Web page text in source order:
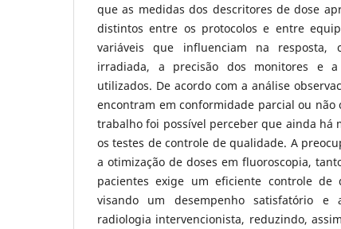
que as medidas dos descritores de dose
distintos entre os protocolos e entre
variáveis que influenciam na resposta,
irradiada, a precisão dos monitores e a
utilizados. De acordo com a análise
encontram em conformidade parcial ou
trabalho foi possível perceber que ainda há
os testes de controle de qualidade. A
a otimização de doses em fluoroscopia,
pacientes exige um eficiente controle de
visando um desempenho satisfatório e
radiologia intervencionista, reduzindo,